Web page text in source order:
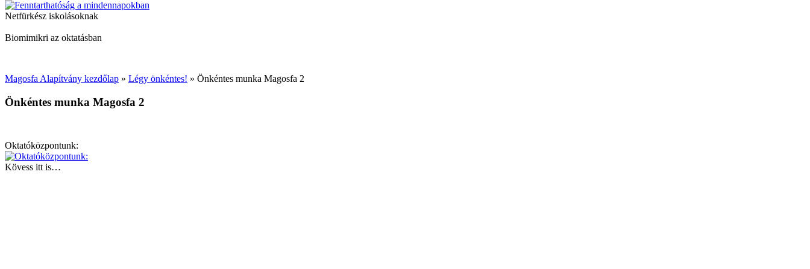
Netfürkész iskolásoknak
Biomimikri az oktatásban
Magosfa Alapítvány kezdőlap » Légy önkéntes! » Önkéntes munka Magosfa 2
Önkéntes munka Magosfa 2
Oktatóközpontunk:
Kövess itt is…